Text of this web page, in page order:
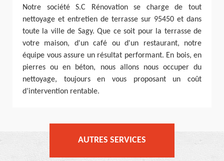
Notre société S.C Rénovation se charge de tout
nettoyage et entretien de terrasse sur 95450 et dans
toute la ville de Sagy. Que ce soit pour la terrasse de
votre maison, d'un café ou d'un restaurant, notre
équipe vous assure un résultat performant. En bois, en
pierres ou en béton, nous allons nous occuper du
nettoyage, toujours en vous proposant un coût
d’intervention rentable.
AUTRES SERVICES